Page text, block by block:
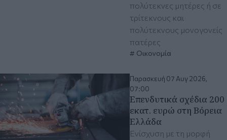
πολύτεκνες μητέρες ή σε
τρίτεκνους και
πολύτεκνους μονογονείς
πατέρες
Οικονομία
Παρασκευή 07 Αυγ 2026,
07:00
Επενδυτικά σχέδια 200
εκατ. ευρώ στη Βόρεια
Ελλάδα
Ενίσχυση με τη μορφή